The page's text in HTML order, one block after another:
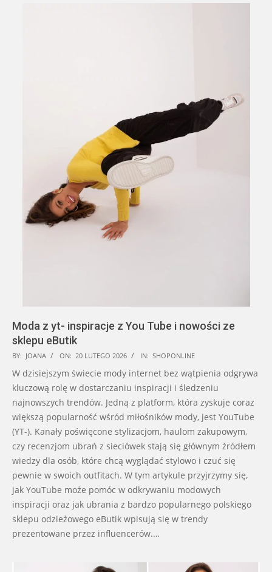
Moda z yt- inspiracje z You Tube i nowości ze
sklepu eButik
2026-
02-
20
BY: JOANA ON: 20 LUTEGO 2026 IN: SHOPONLINE
W dzisiejszym świecie mody internet bez wątpienia odgrywa
kluczową rolę w dostarczaniu inspiracji i śledzeniu
najnowszych trendów. Jedną z platform, która zyskuje coraz
większą popularność wśród miłośników mody, jest YouTube
(YT-). Kanały poświęcone stylizacjom, haulom zakupowym,
czy recenzjom ubrań z sieciówek stają się głównym źródłem
wiedzy dla osób, które chcą wyglądać stylowo i czuć się
pewnie w swoich outfitach. W tym artykule przyjrzymy się,
jak YouTube może pomóc w odkrywaniu modowych
inspiracji oraz jak ubrania z bardzo popularnego polskiego
sklepu odzieżowego eButik wpisują się w trendy
prezentowane przez influencerów.…